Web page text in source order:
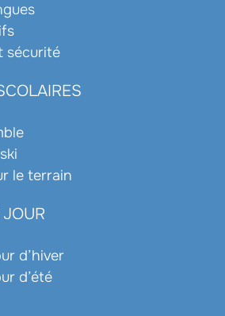
sécurité
le terrain
d’hiver
d’été